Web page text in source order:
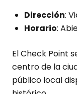
Dirección:
Horario:
El Check Point
centro de la
público local